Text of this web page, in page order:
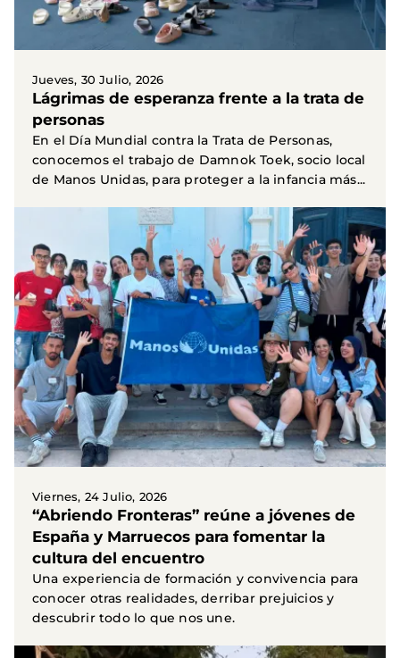
Jueves, 30 Julio, 2026
Lágrimas de esperanza frente a la trata de
personas
En el Día Mundial contra la Trata de Personas,
conocemos el trabajo de Damnok Toek, socio local
de Manos Unidas, para proteger a la infancia más...
Viernes, 24 Julio, 2026
“Abriendo Fronteras” reúne a jóvenes de
España y Marruecos para fomentar la
cultura del encuentro
Una experiencia de formación y convivencia para
conocer otras realidades, derribar prejuicios y
descubrir todo lo que nos une.